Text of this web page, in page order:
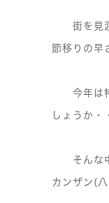
街を見渡
節移りの早
今年は特
しょうか・
そんな中
カンザン(